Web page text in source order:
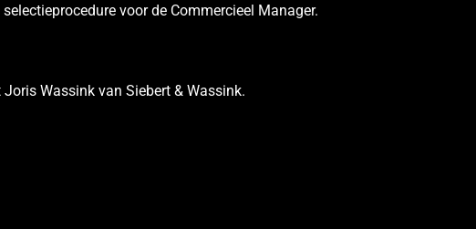
voor de Commercieel Manager.
Wassink van Siebert & Wassink.